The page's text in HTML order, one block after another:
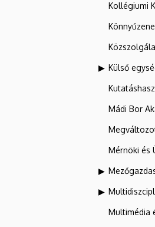
Kollégiumi
Külső
Mádi Bor
Mérnöki és
Multimédia